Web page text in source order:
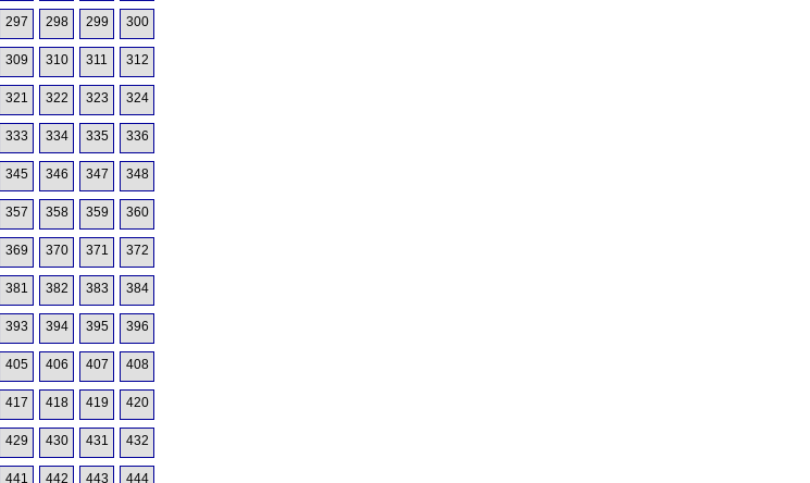
297 298 299 300
309 310 311 312
321 322 323 324
333 334 335 336
345 346 347 348
357 358 359 360
369 370 371 372
381 382 383 384
393 394 395 396
405 406 407 408
417 418 419 420
429 430 431 432
441 442 443 444